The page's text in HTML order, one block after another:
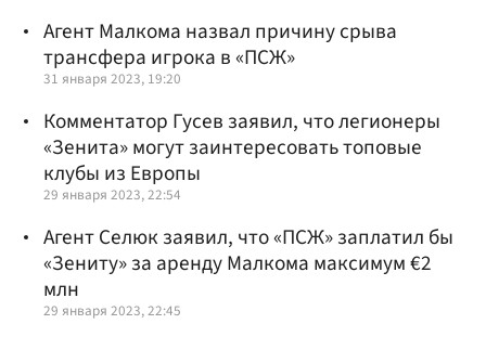
Агент Малкома назвал причину срыва
трансфера игрока в «ПСЖ»
31 января 2023, 19:20
Комментатор Гусев заявил, что легионеры
«Зенита» могут заинтересовать топовые
клубы из Европы
29 января 2023, 22:54
Агент Селюк заявил, что «ПСЖ» заплатил бы
«Зениту» за аренду Малкома максимум €2
млн
29 января 2023, 22:45